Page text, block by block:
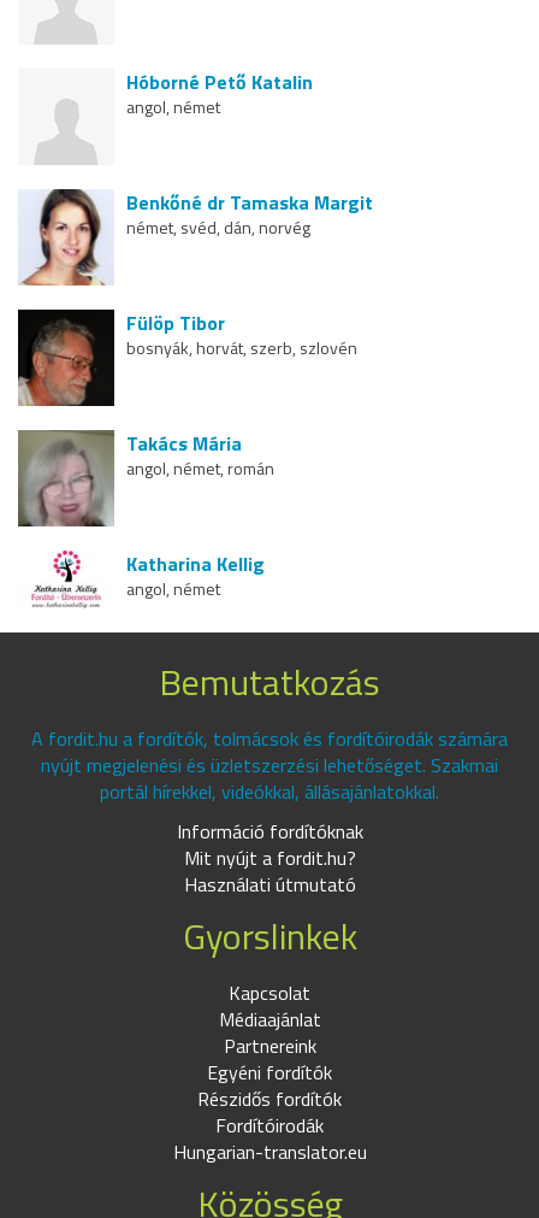
Hóborné Pető Katalin
angol, német
Benkőné dr Tamaska Margit
német, svéd, dán, norvég
Fülöp Tibor
bosnyák, horvát, szerb, szlovén
Takács Mária
angol, német, román
Katharina Kellig
angol, német
Bemutatkozás
A fordit.hu a fordítók, tolmácsok és fordítóirodák számára
nyújt megjelenési és üzletszerzési lehetőséget. Szakmai
portál hírekkel, videókkal, állásajánlatokkal.
Információ fordítóknak
Mit nyújt a fordit.hu?
Használati útmutató
Gyorslinkek
Kapcsolat
Médiaajánlat
Partnereink
Egyéni fordítók
Részidős fordítók
Fordítóirodák
Hungarian-translator.eu
Közösség